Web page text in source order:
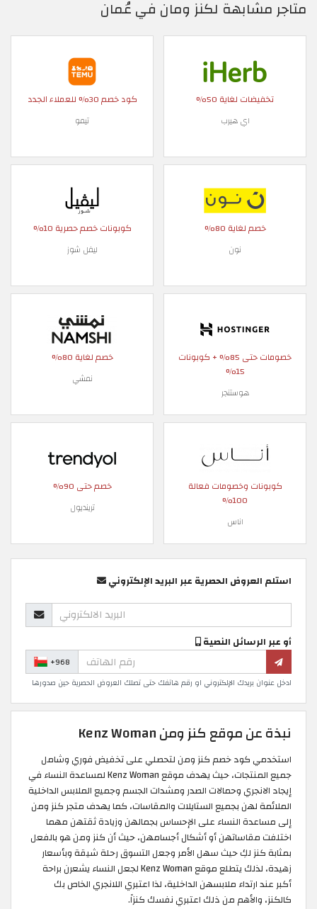
متاجر مشابهة لكنز ومان في عُمان
تخفيضات لغاية 50%
اي هيرب
كود خصم 30% للعملاء الجدد
تيمو
خصم لغاية 80%
نون
كوبونات خصم حصرية 10%
ليفل شوز
خصومات حتى 85% + كوبونات
15%
هوستنجر
خصم لغاية 80%
نمشي
كوبونات وخصومات فعالة
100%
اناس
خصم حتى 90%
ترينديول
استلم العروض الحصرية عبر البريد الإلكتروني
أو عبر الرسائل النصية
+968
ادخل عنوان بريدك الإلكتروني او رقم هاتفك حتى تصلك العروض الحصرية حين صدورها
نبذة عن موقع كنز ومن Kenz Woman
استخدمي كود خصم كنز ومن لتحصلي على تخفيض فوري وشامل
جميع المنتجات، حيث يهدف موقع Kenz Woman لمساعدة النساء في
إيجاد الانجري وحمالات الصدر ومشدات الجسم وجميع الملابس الداخلية
الملائمة لهن بجميع الستايلات والمقاسات، كما يهدف متجر كنز ومن
إلى مساعدة النساء على الإحساس بجمالهن وزيادة ثقتهن مهما
اختلفت مقاساتهن أو أشكال أجسامهن، حيث أن كنز ومن هو بالفعل
بمثابة كنز لكِ حيث سهل الأمر وجعل التسوق رحلة شيقة وبأسعار
زهيدة، لذلك يتطلع موقع Kenz Woman لجعل النساء يشعرن براحة
أكبر عند ارتداء ملابسهن الداخلية، لذا اعتبري اللانجري الخاص بك
كالكنز، والأهم من ذلك اعتبري نفسك كنزاً.